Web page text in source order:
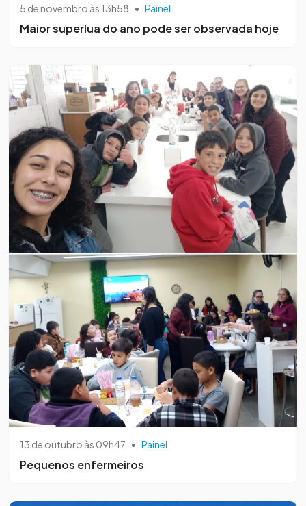
5 de novembro às 13h58 • Painel
Maior superlua do ano pode ser observada hoje
13 de outubro às 09h47 • Painel
Pequenos enfermeiros